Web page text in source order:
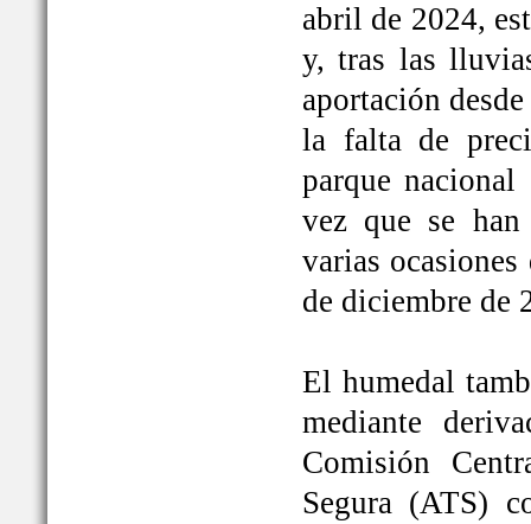
abril de 2024,
y, tras las
aportación
la falta de
parque
vez que se
varias
de diciembre de
El humedal
mediante
Comisión
Segura (ATS)